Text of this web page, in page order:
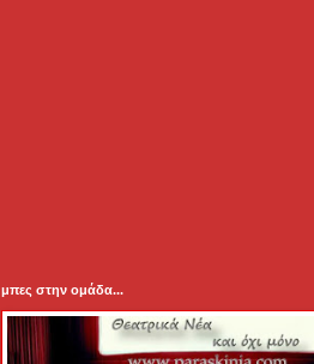
μπες στην ομάδα...